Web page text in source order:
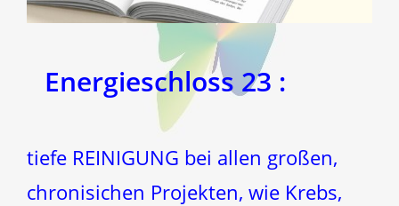
Energieschloss 23 :
tiefe REINIGUNG bei allen großen,
chronisichen Projekten, wie Krebs,